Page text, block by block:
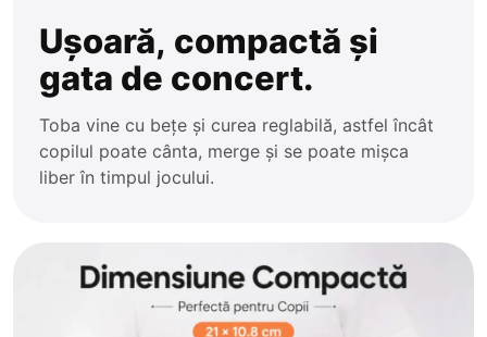
Ușoară, compactă și
gata de concert.
Toba vine cu bețe și curea reglabilă, astfel încât
copilul poate cânta, merge și se poate mișca
liber în timpul jocului.